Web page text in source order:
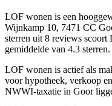
LOF wonen is een
Wijnkamp 10, 7471 CC
sterren uit 8 reviews scoort
gemiddelde van 4.3 sterren.
LOF wonen is actief als
voor hypotheek, verkoop
NWWI-taxatie in Goor